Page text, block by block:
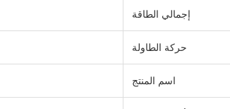
إجمالي الطاقة
حركة الطاولة
اسم المنتج